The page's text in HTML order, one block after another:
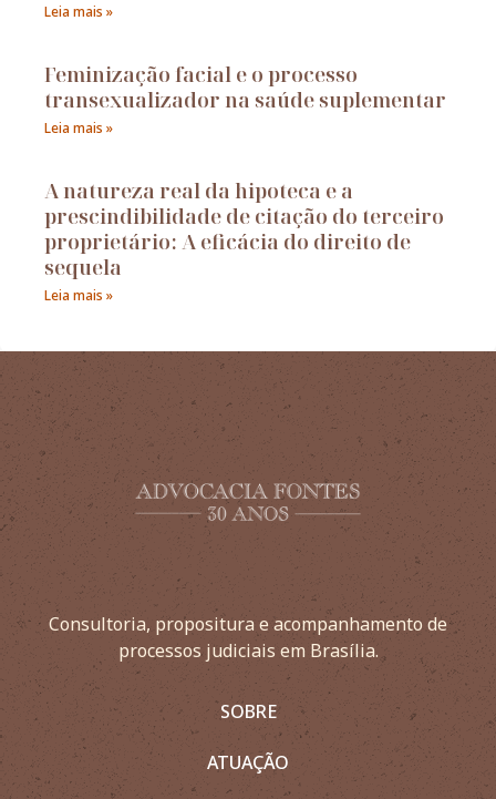
Leia mais »
Feminização facial e o processo
transexualizador na saúde suplementar
Leia mais »
A natureza real da hipoteca e a
prescindibilidade de citação do terceiro
proprietário: A eficácia do direito de
sequela
Leia mais »
Consultoria, propositura e acompanhamento de
processos judiciais em Brasília.
SOBRE
ATUAÇÃO